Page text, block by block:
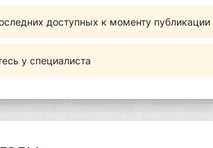
доступных к моменту публикации
у специалиста